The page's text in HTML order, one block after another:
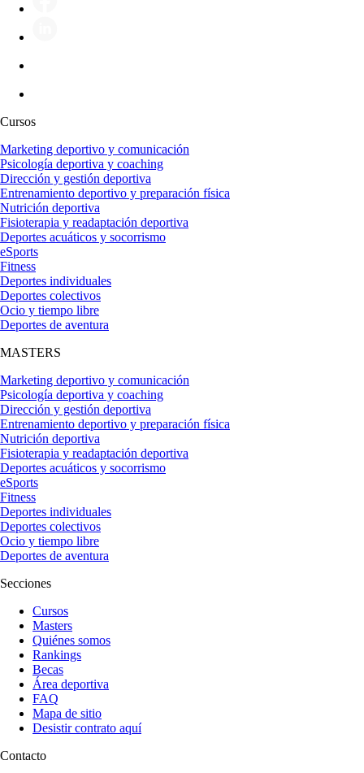
Cursos
Marketing deportivo y comunicación
Psicología deportiva y coaching
Dirección y gestión deportiva
Entrenamiento deportivo y preparación física
Nutrición deportiva
Fisioterapia y readaptación deportiva
Deportes acuáticos y socorrismo
eSports
Fitness
Deportes individuales
Deportes colectivos
Ocio y tiempo libre
Deportes de aventura
MASTERS
Marketing deportivo y comunicación
Psicología deportiva y coaching
Dirección y gestión deportiva
Entrenamiento deportivo y preparación física
Nutrición deportiva
Fisioterapia y readaptación deportiva
Deportes acuáticos y socorrismo
eSports
Fitness
Deportes individuales
Deportes colectivos
Ocio y tiempo libre
Deportes de aventura
Secciones
Cursos
Masters
Quiénes somos
Rankings
Becas
Área deportiva
FAQ
Mapa de sitio
Desistir contrato aquí
Contacto